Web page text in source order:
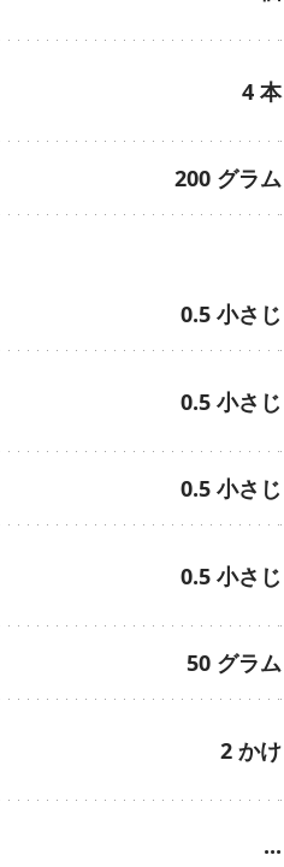
4 本
200 グラム
0.5 小さじ
0.5 小さじ
0.5 小さじ
0.5 小さじ
50 グラム
2 かけ
···